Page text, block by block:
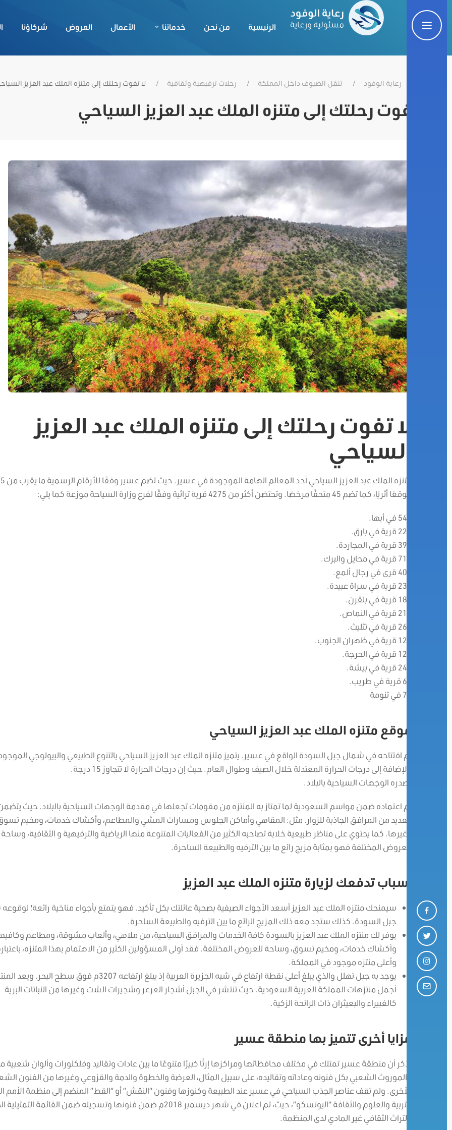
الرئيسية من نحن خدماتنا الأعمال العروض شركاؤنا
رعاية الوفود تنقل الضيوف داخل المملكة رحلات ترفيهية وثقافية لا تفوت رحلتك إلى متنزه الملك عبد العزيز
لا تفوت رحلتك إلى متنزه الملك عبد العزيز السياحي
لا تفوت رحلتك إلى متنزه الملك عبد العزيز
السياحي
متنزه الملك عبد العزيز
موقعًا أثريًا، كما تضم 45 متحفًا مرخصًا. وتحتضن أكثر من 4275 قرية تراثية وفقًا لفرع وزارة السياحة موزعة كما يلي:
542 في أبها.
220 قرية في بارق.
397 قرية في المجاردة.
715 قرية في محايل والبرك.
406 قرى في رجال ألمع.
237 قرية في سراة عبيدة.
182 قرية في بلقرن.
216 قرية في النماص.
262 قرية في تثليث.
127 قرية في ظهران الجنوب.
127 قرية في الحرجة.
246 قرية في بيشة.
66 قرية في طريب.
73 في تنومة
موقع متنزه الملك عبد العزيز السياحي
تم افتتاحه في شمال جبل السودة الواقع في عسير. يتميز متنزه الملك عبد العزيز السياحي بالتنوع الطبيعي والبيولوجي
بالإضافة إلى درجات الحرارة المعتدلة خلال الصيف وطوال العام. حيث إن درجات الحرارة لا تتجاوز 15 درجة.
تصدره الوجهات السياحية بالبلاد.
تم اعتماده ضمن مواسم السعودية لما تمتاز به المنتزه من مقومات تجعلها في مقدمة الوجهات السياحية بالبلاد. حيث
العديد من المرافق الجاذبة للزوار. مثل: المقاهي وأماكن الجلوس ومسارات المشي والمطاعم، وأكشاك خدمات، ومخيم
وغيرها. كما يحتوي على مناظر طبيعية خلابة تصاحبه الكثير من الفعاليات المتنوعة منها الرياضية والترفيهية و الثقافية، وساحة
للعروض المختلفة فهو بمثابة مزيج رائع ما بين الترفيه والطبيعة الساحرة.
أسباب تدفعك لزيارة متنزه الملك عبد العزيز
سيمنحك منتزه الملك عبد العزيز أسعد الأجواء الصيفية بصحبة عائلتك بكل تأكيد. فهو يتمتع بأجواء مناخية رائعة؛
جبل السودة. كذلك ستجد معه ذلك المزيج الرائع ما بين الترفيه والطبيعة الساحرة.
يوفر لك منتزه الملك عبد العزيز بالسودة كافة الخدمات والمرافق السياحية، من ملاهي، وألعاب مشوقة، ومطاعم
وأكشاك خدمات، ومخيم تسوق، وساحة للعروض المختلفة. فقد أولى المسؤولين الكثير من الاهتمام بهذا المتنزه،
وأعلى منتزه موجود في المملكة.
يوجد به جبل تهلل والذي يبلغ أعلى نقطة ارتفاع في شبه الجزيرة العربية إذ يبلغ ارتفاعه 3207م فوق سطح البحر.
أجمل منتزهات المملكة العربية السعودية. حيث تنتشر في الجبل أشجار العرعر وشجيرات الشت وغيرها من النباتات البرية
كالغبيراء والبعيثران ذات الرائحة الزكية.
مزايا أخرى تتميز بها منطقة عسير
يذكر أن منطقة عسير تمتلك في مختلف محافظاتها ومراكزها إرثًا كبيرًا متنوعًا ما بين عادات وتقاليد وفلكلورات وألوان شعبية
والموروث الشعبي بكل فنونه وعاداته وتقاليده، على سبيل المثال، العرضة والخطوة والدمة والقزوعي وغيرها من الفنون
الأخرى. ولم تقف عناصر الجذب السياحي في عسير عند الطبيعة وكنوزها وفنون “النقش” أو “القط” المنضم إلى منظمة الأمم
للتربية والعلوم والثقافة “اليونسكو”، حيث، تم اعلان في شهر ديسمبر 2018م ضمن فنونها وتسجيله ضمن القائمة
بالتراث الثقافي غير المادي لدى المنظمة.